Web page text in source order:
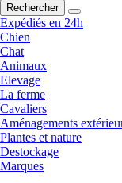
Rechercher
Expédiés en 24h
Chien
Chat
Animaux
Elevage
La ferme
Cavaliers
Aménagements
Plantes et nature
Destockage
Marques